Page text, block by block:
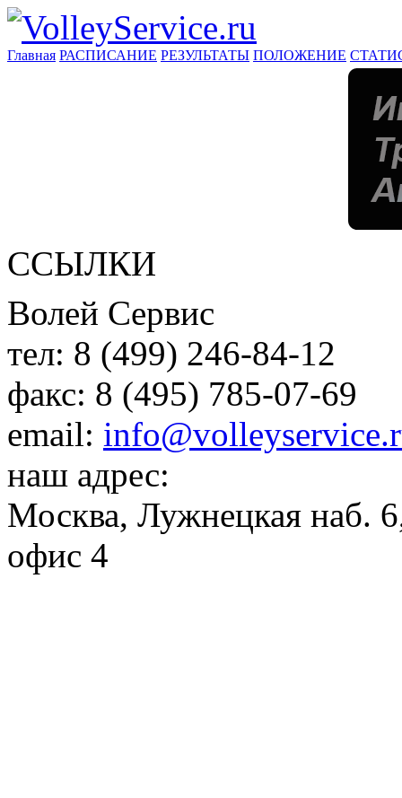
Главная РАСПИСАНИЕ РЕЗУЛЬТАТЫ ПОЛОЖЕНИЕ
ССЫЛКИ
Волей Сервис
тел: 8 (499) 246-84-12
факс: 8 (495) 785-07-69
email:
наш адрес:
Москва, Лужнецкая наб.
офис 4